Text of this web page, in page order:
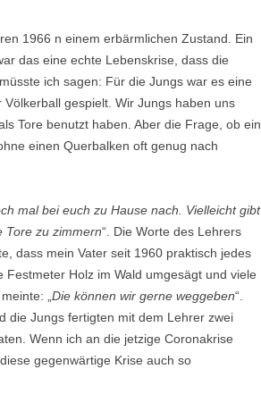
1966 n einem erbärmlichen Zustand. Ein
das eine echte Lebenskrise, dass die
ich sagen: Für die Jungs war es eine
gespielt. Wir Jungs haben uns
Tore benutzt haben. Aber die Frage, ob ein
einen Querbalken oft genug nach
mal bei euch zu Hause nach. Vielleicht gibt
Tore zu zimmern“. Die Worte des Lehrers
dass mein Vater seit 1960 praktisch jedes
Holz im Wald umgesägt und viele
„ Die können wir gerne weggeben“.
die Jungs fertigten mit dem Lehrer zwei
Wenn ich an die jetzige Coronakrise
gegenwärtige Krise auch so